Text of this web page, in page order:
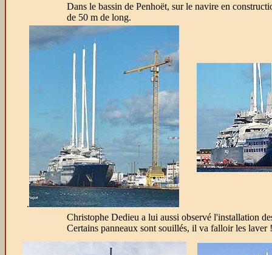
Dans le bassin de Penhoët, sur le navire en
de 50 m de long.
.
Christophe Dedieu a lui aussi observé l'installation
Certains panneaux sont souillés, il va falloir les laver !